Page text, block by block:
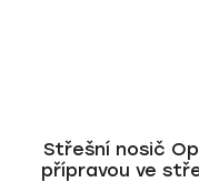
Střešní nosič
přípravou ve